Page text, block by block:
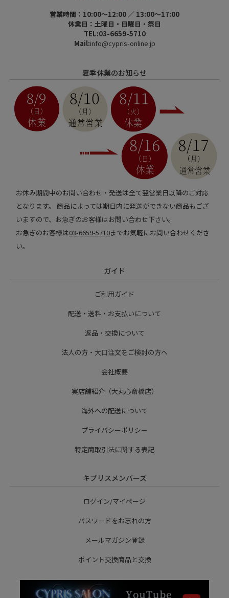
営業時間：10:00～12:00 ／ 13:00～17:00
休業日：土曜日・日曜日・祭日
TEL:03-6659-5710
Mail:info@cypris-online.jp
夏季休業のお知らせ
お休み期間中のお問い合わせ・発送は全て翌営業日以降のご対応
となります。 商品によっては期日内に発送ができない商品もござ
いますので、お急ぎのお客様はお問い合わせ下さい。
お急ぎのお客様は03-6659-5710までお気軽にお問い合わせくださ
い。
ガイド
ご利用ガイド
配送・送料・お支払いについて
返品・交換について
法人の方・大口注文をご検討の方へ
会社概要
実店舗紹介（大丸心斎橋店）
海外への配送について
プライバシーポリシー
特定商取引法に関する表記
キプリスメンバーズ
ログイン/マイページ
パスワードをお忘れの方
メールマガジン登録
ポイント交換商品と交換